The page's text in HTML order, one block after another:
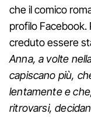
che il comico
profilo Facebook.
creduto essere
Anna, a volte
capiscano più,
lentamente e
ritrovarsi,